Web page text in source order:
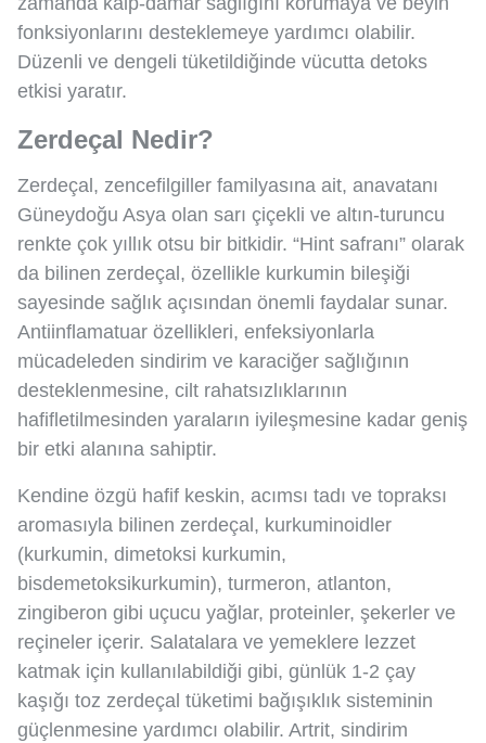
fonksiyonlarını desteklemeye yardımcı olabilir.
Düzenli ve dengeli tüketildiğinde vücutta detoks
etkisi yaratır.
Zerdeçal Nedir?
Zerdeçal, zencefilgiller familyasına ait, anavatanı
Güneydoğu Asya olan sarı çiçekli ve altın-turuncu
renkte çok yıllık otsu bir bitkidir. “Hint safranı” olarak
da bilinen zerdeçal, özellikle kurkumin bileşiği
sayesinde sağlık açısından önemli faydalar sunar.
Antiinflamatuar özellikleri, enfeksiyonlarla
mücadeleden sindirim ve karaciğer sağlığının
desteklenmesine, cilt rahatsızlıklarının
hafifletilmesinden yaraların iyileşmesine kadar geniş
bir etki alanına sahiptir.
Kendine özgü hafif keskin, acımsı tadı ve topraksı
aromasıyla bilinen zerdeçal, kurkuminoidler
(kurkumin, dimetoksi kurkumin,
bisdemetoksikurkumin), turmeron, atlanton,
zingiberon gibi uçucu yağlar, proteinler, şekerler ve
reçineler içerir. Salatalara ve yemeklere lezzet
katmak için kullanılabildiği gibi, günlük 1-2 çay
kaşığı toz zerdeçal tüketimi bağışıklık sisteminin
güçlenmesine yardımcı olabilir. Artrit, sindirim